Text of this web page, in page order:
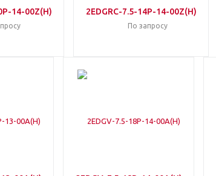
14-00Z(H) 2EDGRC-7.5-14P-14-00Z(H)
По запросу